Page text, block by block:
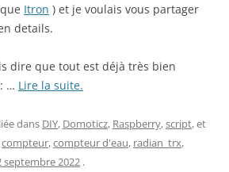
Itron ) et je voulais vous partager
details.
dire que tout est déjà très bien
… Lire la suite.
dans DIY, Domoticz, Raspberry,script, et
compteur,compteur d'eau, radian_trx,
septembre 2022 .